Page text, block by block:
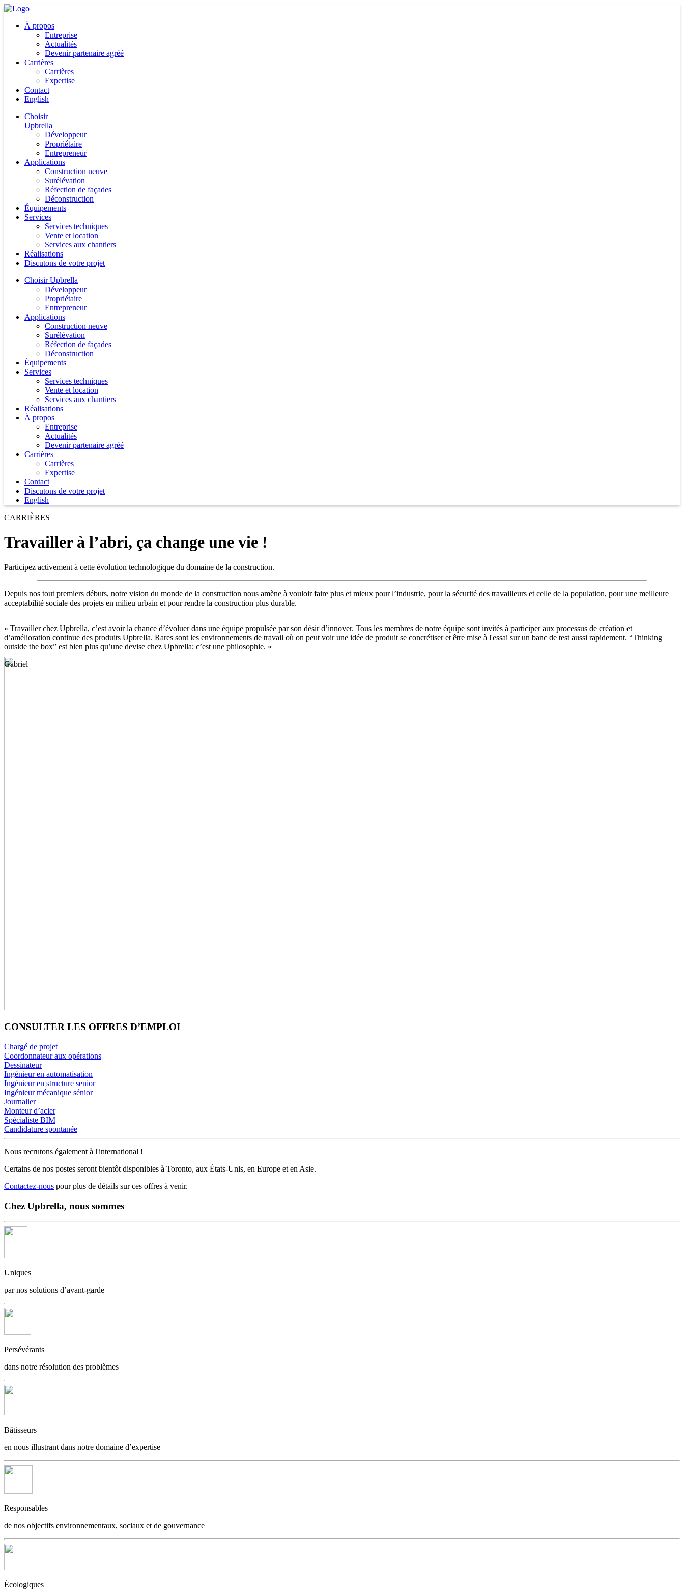
À propos
Entreprise
Actualités
Devenir partenaire agréé
Carrières
Carrières
Expertise
Contact
English
Choisir
Upbrella
Développeur
Propriétaire
Entrepreneur
Applications
Construction neuve
Surélévation
Réfection de façades
Déconstruction
Équipements
Services
Services techniques
Vente et location
Services aux chantiers
Réalisations
Discutons de votre projet
Choisir Upbrella
Développeur
Propriétaire
Entrepreneur
Applications
Construction neuve
Surélévation
Réfection de façades
Déconstruction
Équipements
Services
Services techniques
Vente et location
Services aux chantiers
Réalisations
À propos
Entreprise
Actualités
Devenir partenaire agréé
Carrières
Carrières
Expertise
Contact
Discutons de votre projet
English
CARRIÈRES
Travailler à l’abri, ça change une vie !
Participez activement à cette évolution technologique du domaine de la construction.
Depuis nos tout premiers débuts, notre vision du monde de la construction nous amène à vouloir faire plus et mieux pour l’industrie, pour la sécurité des travailleurs et celle de la population, pour une meilleure
acceptabilité sociale des projets en milieu urbain et pour rendre la construction plus durable.
« Travailler chez Upbrella, c’est avoir la chance d’évoluer dans une équipe propulsée par son désir d’innover. Tous les membres de notre équipe sont invités à participer aux processus de création et
d’amélioration continue des produits Upbrella. Rares sont les environnements de travail où on peut voir une idée de produit se concrétiser et être mise à l'essai sur un banc de test aussi rapidement. “Thinking
outside the box” est bien plus qu’une devise chez Upbrella; c’est une philosophie. »
Gabriel
CONSULTER LES OFFRES D’EMPLOI
Chargé de projet
Coordonnateur aux opérations
Dessinateur
Ingénieur en automatisation
Ingénieur en structure senior
Ingénieur mécanique sénior
Journalier
Monteur d’acier
Spécialiste BIM
Candidature spontanée
Nous recrutons également à l'international !
Certains de nos postes seront bientôt disponibles à Toronto, aux États-Unis, en Europe et en Asie.
Contactez-nous pour plus de détails sur ces offres à venir.
Chez Upbrella, nous sommes
Uniques
par nos solutions d’avant-garde
Persévérants
dans notre résolution des problèmes
Bâtisseurs
en nous illustrant dans notre domaine d’expertise
Responsables
de nos objectifs environnementaux, sociaux et de gouvernance
Écologiques